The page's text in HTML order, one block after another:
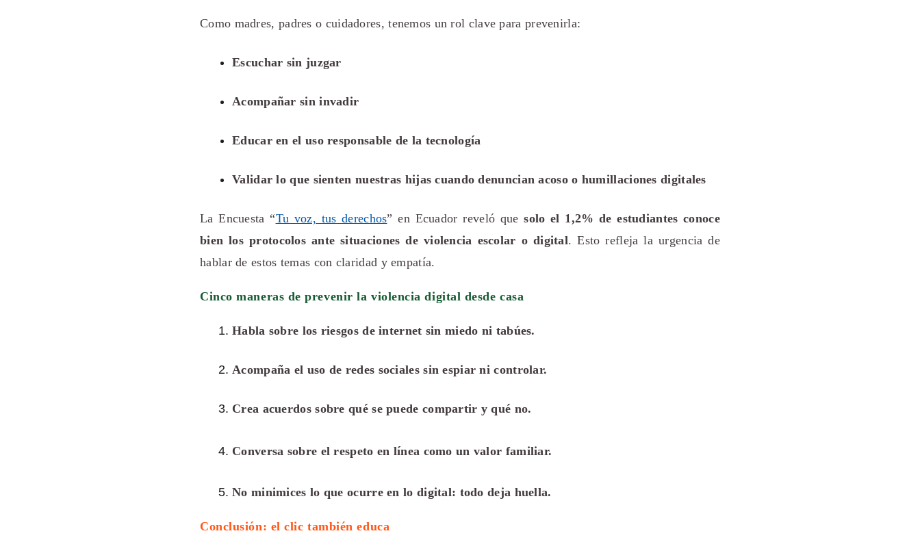
Como madres, padres o cuidadores, tenemos un rol clave para prevenirla:
Escuchar sin juzgar
Acompañar sin invadir
Educar en el uso responsable de la tecnología
Validar lo que sienten nuestras hijas cuando denuncian acoso o humillaciones digitales
La Encuesta “Tu voz, tus derechos” en Ecuador reveló quesolo el 1,2% de estudiantes conoce
bien los protocolos ante situaciones de violencia escolar o digital. Esto refleja la urgencia de
hablar de estos temas con claridad y empatía.
Cinco maneras de prevenir la violencia digital desde casa
Habla sobre los riesgos de internet sin miedo ni tabúes.
Acompaña el uso de redes sociales sin espiar ni controlar.
Crea acuerdos sobre qué se puede compartir y qué no.
Conversa sobre el respeto en línea como un valor familiar.
No minimices lo que ocurre en lo digital: todo deja huella.
Conclusión: el clic también educa